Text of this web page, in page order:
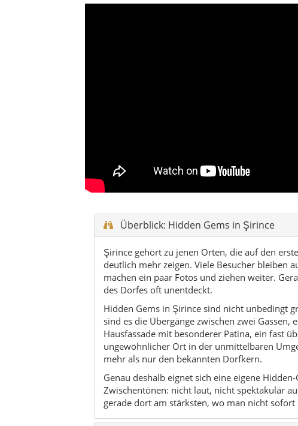
Überblick: Hidden Gems in Şirince
Şirince gehört zu jenen Orten, die auf den
deutlich mehr zeigen. Viele Besucher bleiben
machen ein paar Fotos und ziehen weiter.
des Dorfes oft unentdeckt.
Hidden Gems in Şirince sind nicht unbedingt
sind es die Übergänge zwischen zwei
Hausfassade mit besonderer Patina, ein fast
ungewöhnlicher Ort in der unmittelbaren
mehr als nur den bekannten Dorfkern.
Genau deshalb eignet sich eine eigene
Zwischentönen: nicht laut, nicht spektakulär
gerade dort am stärksten, wo man nicht sofort